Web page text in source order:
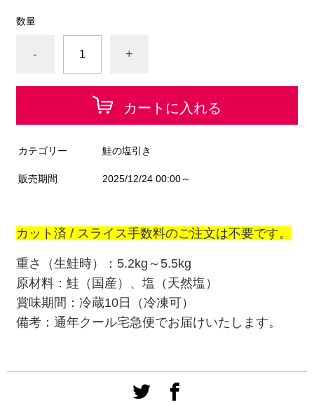
数量
- +
カートに入れる
カテゴリー 鮭の塩引き
販売期間 2025/12/24 00:00～
カット済 / スライス手数料のご注文は不要です。
重さ（生鮭時）：5.2kg～5.5kg
原材料：鮭（国産）、塩（天然塩）
賞味期間：冷蔵10日（冷凍可）
備考：通年クール宅急便でお届けいたします。